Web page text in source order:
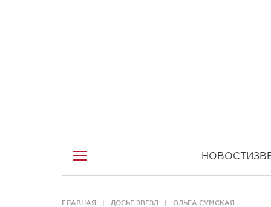
НОВОСТИ
ГЛАВНАЯ ДОСЬЕ ЗВЕЗД ОЛЬГА СУМСКАЯ